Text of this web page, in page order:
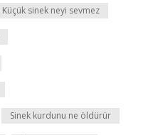
Küçük sinek neyi sevmez
Sinek kurdunu ne öldürür